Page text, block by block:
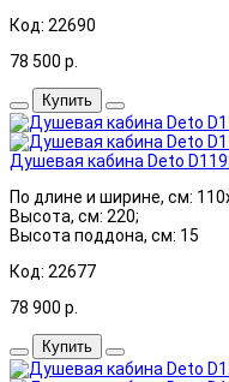
Код: 22690
78 500 р.
Купить
Душевая кабина Deto
По длине и ширине, см:
Высота, см: 220;
Высота поддона, см: 15
Код: 22677
78 900 р.
Купить